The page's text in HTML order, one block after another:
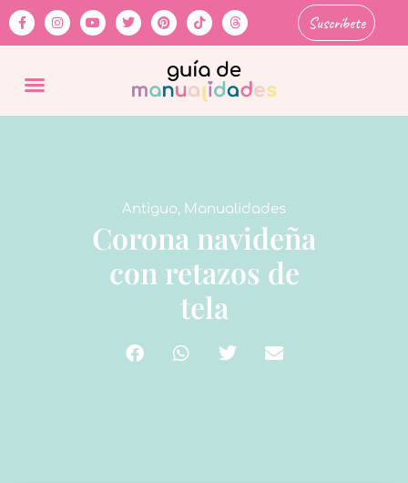
Suscríbete
Antiguo, Manualidades
Corona navideña
con retazos de
tela